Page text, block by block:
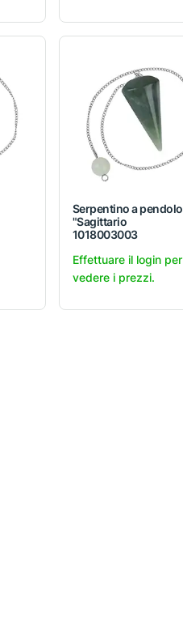
Serpentino a pendolo
"Sagittario
1018003003
Effettuare il login per
vedere i prezzi.